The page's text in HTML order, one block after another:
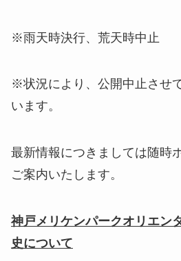
※雨天時決行、荒天時中止
※状況により、公開中止させ
います。
最新情報につきましては随時
ご案内いたします。
神戸メリケンパークオリエン
史について